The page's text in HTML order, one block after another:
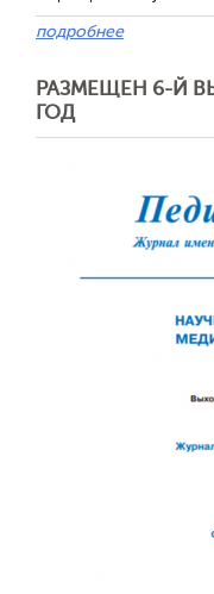
подробнее
РАЗМЕЩЕН 6-Й
ГОД